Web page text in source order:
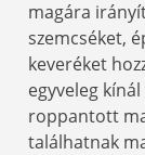
magára
szemcséket,
keveréket
egyveleg
roppantott
találhatnak